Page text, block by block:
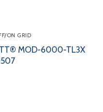
ON GRID
MOD-6000-TL3X